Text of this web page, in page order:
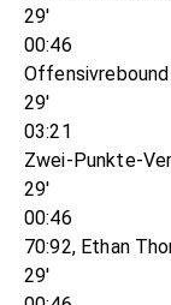
29'
00:46
29'
03:21
Zwei-Punkte-
29'
00:46
70:92, Ethan
29'